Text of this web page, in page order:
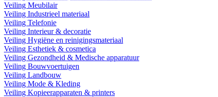
Veiling Meubilair
Veiling Industrieel materiaal
Veiling Telefonie
Veiling Interieur & decoratie
Veiling Hygiëne en reinigingsmateriaal
Veiling Esthetiek & cosmetica
Veiling Gezondheid & Medische apparatuur
Veiling Bouwvoertuigen
Veiling Landbouw
Veiling Mode & Kleding
Veiling Kopieerapparaten & printers